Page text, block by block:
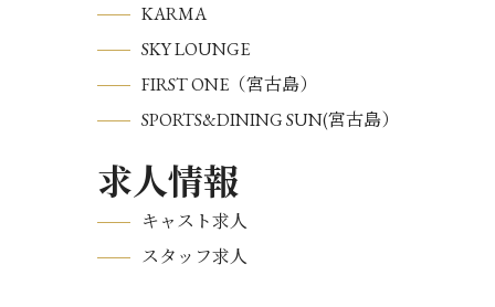
KARMA
SKY LOUNGE
FIRST ONE（宮古島）
SPORTS&DINING SUN(宮古島）
求人情報
キャスト求人
スタッフ求人